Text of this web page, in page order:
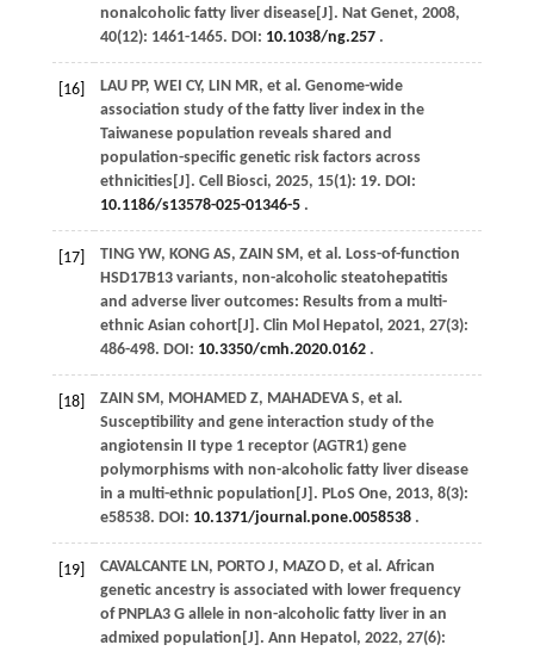
nonalcoholic fatty liver disease[J]. Nat Genet, 2008,
40(12): 1461-1465. DOI: 10.1038/ng.257.
[16] LAU PP, WEI CY, LIN MR, et al . Genome-wide
association study of the fatty liver index in the
Taiwanese population reveals shared and
population-specific genetic risk factors across
ethnicities[J]. Cell Biosci, 2025, 15(1): 19. DOI:
10.1186/s13578-025-01346-5.
[17] TING YW, KONG AS, ZAIN SM, et al . Loss-of-function
HSD17B13 variants, non-alcoholic steatohepatitis
and adverse liver outcomes: Results from a multi-
ethnic Asian cohort[J]. Clin Mol Hepatol , 2021, 27(3):
486-498. DOI: 10.3350/cmh.2020.0162.
[18] ZAIN SM, MOHAMED Z, MAHADEVA S, et al .
Susceptibility and gene interaction study of the
angiotensin II type 1 receptor (AGTR1) gene
polymorphisms with non-alcoholic fatty liver disease
in a multi-ethnic population[J]. PLoS One, 2013, 8(3):
e58538. DOI: 10.1371/journal.pone.0058538.
[19] CAVALCANTE LN, PORTO J, MAZO D, et al . African
genetic ancestry is associated with lower frequency
of PNPLA3 G allele in non-alcoholic fatty liver in an
admixed population[J]. Ann Hepatol , 2022, 27(6):